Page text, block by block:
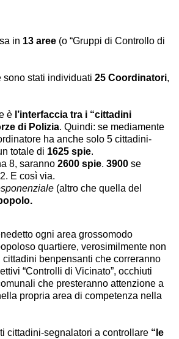
in 13 aree (o “Gruppi di Controllo di
sono stati individuati 25 Coordinatori,
è l’interfaccia tra i “cittadini
di Polizia. Quindi: se mediamente
ha anche solo 5 cittadini-
totale di 1625 spie.
8, saranno 2600 spie. 3900 se
E così via.
(altro che quella del
ogni area grossomodo
quartiere, verosimilmente non
benpensanti che correranno
“Controlli di Vicinato”, occhiuti
che presteranno attenzione a
propria area di competenza nella
cittadini-segnalatori a controllare “le